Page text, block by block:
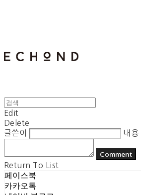
Edit
Delete
글쓴이
내용
Comment
Return To List
페이스북
카카오톡